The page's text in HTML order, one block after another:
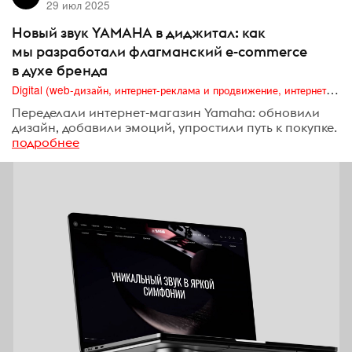
29 июл 2025
Новый звук YAMAHA в диджитал: как
мы разработали флагманский e-commerce
в духе бренда
Digital (web-дизайн, интернет-реклама и продвижение, интернет-сообщества и блоги, интернет-коммуникации, мобильный маркетинг, реклама на цифровых экранах)
Переделали интернет-магазин Yamaha: обновили
дизайн, добавили эмоций, упростили путь к покупке.
подробнее